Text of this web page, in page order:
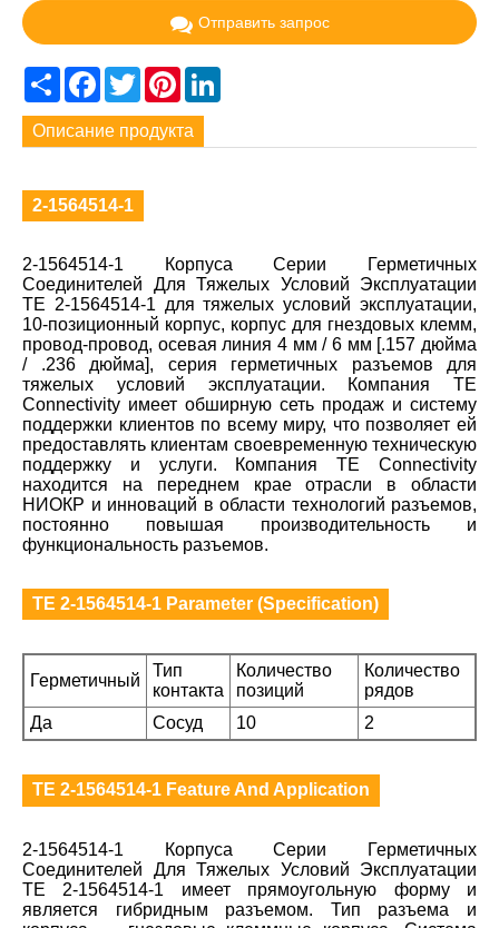
Отправить запрос
ShareFacebook
TwitterPinterest
Описание продукта
2-1564514-1
2-1564514-1 Корпуса Серии Герметичных
Соединителей Для Тяжелых Условий Эксплуатации
TE 2-1564514-1 для тяжелых условий эксплуатации,
10-позиционный корпус, корпус для гнездовых клемм,
провод-провод, осевая линия 4 мм / 6 мм [.157 дюйма
/ .236 дюйма], серия герметичных разъемов для
тяжелых условий эксплуатации. Компания TE
Connectivity имеет обширную сеть продаж и систему
поддержки клиентов по всему миру, что позволяет ей
предоставлять клиентам своевременную техническую
поддержку и услуги. Компания TE Connectivity
находится на переднем крае отрасли в области
НИОКР и инноваций в области технологий разъемов,
постоянно повышая производительность и
функциональность разъемов.
TE 2-1564514-1 Parameter (Specification)
Герметичный
Тип
контакта
Количество
позиций
Количество
рядов
Да
Сосуд 10 2
TE 2-1564514-1 Feature And Application
2-1564514-1 Корпуса Серии Герметичных
Соединителей Для Тяжелых Условий Эксплуатации
TE 2-1564514-1 имеет прямоугольную форму и
является гибридным разъемом. Тип разъема и